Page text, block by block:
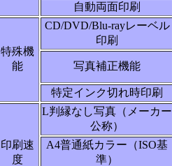
自動両面印刷
特殊機
能
CD/DVD/Blu-rayレーベル
印刷
写真補正機能
特定インク切れ時印刷
印刷速
度
L判縁なし写真（メーカー
公称）
A4普通紙カラー（ISO基
準）